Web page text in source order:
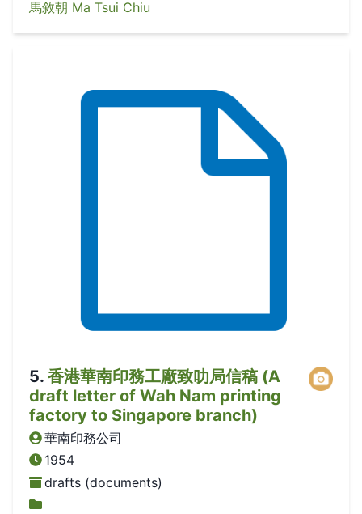
馬敘朝 Ma Tsui Chiu
5. 香港華南印務工廠致叻局信稿 (A
draft letter of Wah Nam printing
factory to Singapore branch)
華南印務公司
1954
drafts (documents)